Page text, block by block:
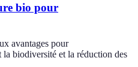
bio pour
avantages pour
biodiversité et la réduction des